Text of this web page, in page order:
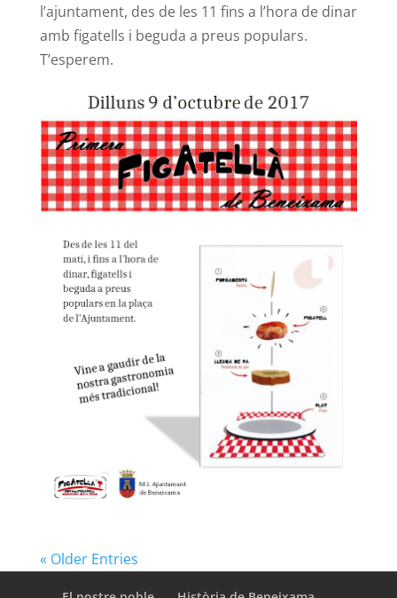
l’ajuntament, des de les 11 fins a l’hora de dinar
amb figatells i beguda a preus populars.
T’esperem.
« Older Entries